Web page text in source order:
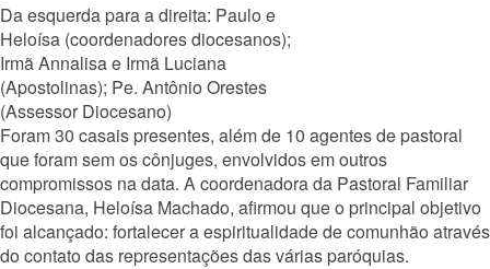
Da esquerda para a direita: Paulo e
Heloísa (coordenadores diocesanos);
Irmã Annalisa e Irmã Luciana
(Apostolinas); Pe. Antônio Orestes
(Assessor Diocesano)
Foram 30 casais presentes, além de 10 agentes de pastoral
que foram sem os cônjuges, envolvidos em outros
compromissos na data. A coordenadora da Pastoral Familiar
Diocesana, Heloísa Machado, afirmou que o principal objetivo
foi alcançado: fortalecer a espiritualidade de comunhão através
do contato das representações das várias paróquias.